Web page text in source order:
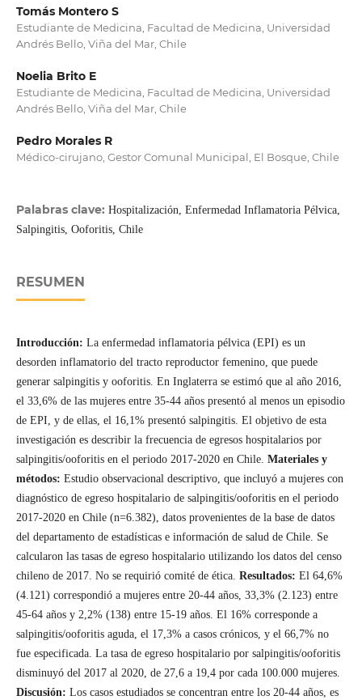
Tomás Montero S
Estudiante de Medicina, Facultad de Medicina, Universidad
Andrés Bello, Viña del Mar, Chile
Noelia Brito E
Estudiante de Medicina, Facultad de Medicina, Universidad
Andrés Bello, Viña del Mar, Chile
Pedro Morales R
Médico-cirujano, Gestor Comunal Municipal, El Bosque, Chile
Palabras clave: Hospitalización, Enfermedad Inflamatoria Pélvica,
Salpingitis, Ooforitis, Chile
RESUMEN
Introducción: La enfermedad inflamatoria pélvica (EPI) es un
desorden inflamatorio del tracto reproductor femenino, que puede
generar salpingitis y ooforitis. En Inglaterra se estimó que al año 2016,
el 33,6% de las mujeres entre 35-44 años presentó al menos un episodio
de EPI, y de ellas, el 16,1% presentó salpingitis. El objetivo de esta
investigación es describir la frecuencia de egresos hospitalarios por
salpingitis/ooforitis en el periodo 2017-2020 en Chile. Materiales y
métodos: Estudio observacional descriptivo, que incluyó a mujeres con
diagnóstico de egreso hospitalario de salpingitis/ooforitis en el periodo
2017-2020 en Chile (n=6.382), datos provenientes de la base de datos
del departamento de estadísticas e información de salud de Chile. Se
calcularon las tasas de egreso hospitalario utilizando los datos del censo
chileno de 2017. No se requirió comité de ética. Resultados: El 64,6%
(4.121) correspondió a mujeres entre 20-44 años, 33,3% (2.123) entre
45-64 años y 2,2% (138) entre 15-19 años. El 16% corresponde a
salpingitis/ooforitis aguda, el 17,3% a casos crónicos, y el 66,7% no
fue especificada. La tasa de egreso hospitalario por salpingitis/ooforitis
disminuyó del 2017 al 2020, de 27,6 a 19,4 por cada 100.000 mujeres.
Discusión: Los casos estudiados se concentran entre los 20-44 años, es